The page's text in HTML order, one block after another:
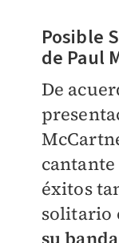
Posible
de Paul
De
éxitos
solitario
su